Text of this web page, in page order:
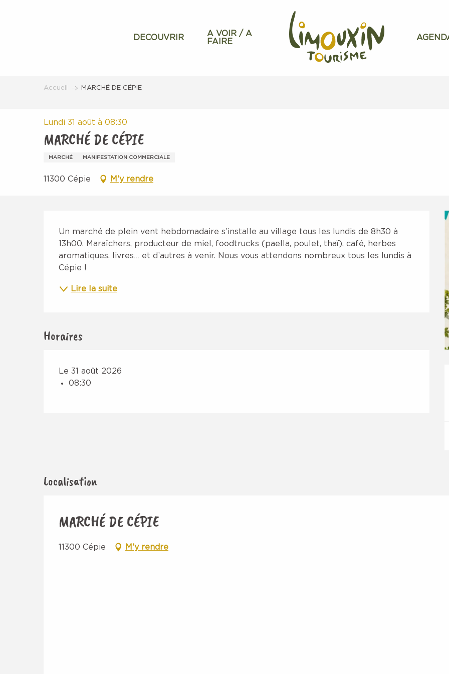
DECOUVRIR
A VOIR / A
FAIRE
Accueil MARCHÉ DE CÉPIE
Lundi 31 août à 08:30
MARCHÉ DE CÉPIE
MARCHÉ MANIFESTATION COMMERCIALE
11300 Cépie M'y rendre
Description
Un marché de plein vent hebdomadaire s’installe au village tous les lundis de 8h30 à
13h00. Maraîchers, producteur de miel, foodtrucks (paella, poulet, thaï), café, herbes
aromatiques, livres… et d’autres à venir. Nous vous attendons nombreux tous les lundis à
Cépie !
Lire la suite
Horaires
Le 31 août 2026
08:30
Localisation
MARCHÉ DE CÉPIE
11300 Cépie M'y rendre